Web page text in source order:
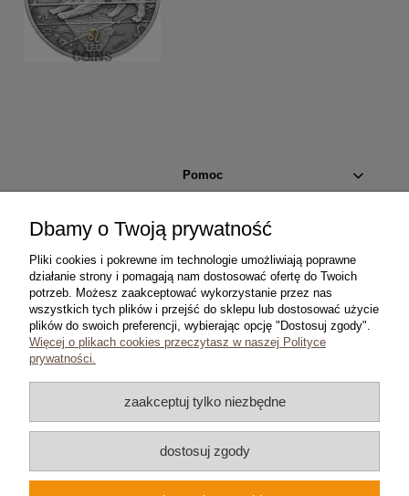
Pomoc
Moje konto
Płatności i dostawa
Informacje
Copyright © 2024 coins.com.pl
Dbamy o Twoją prywatność
Pliki cookies i pokrewne im technologie umożliwiają poprawne
działanie strony i pomagają nam dostosować ofertę do Twoich
potrzeb. Możesz zaakceptować wykorzystanie przez nas
wszystkich tych plików i przejść do sklepu lub dostosować użycie
plików do swoich preferencji, wybierając opcję "Dostosuj zgody".
Więcej o plikach cookies przeczytasz w naszej Polityce
prywatności.
zaakceptuj tylko niezbędne
dostosuj zgody